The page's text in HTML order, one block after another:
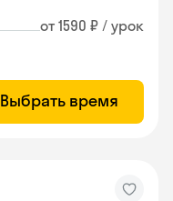
от 1590 ₽ / урок
Выбрать время